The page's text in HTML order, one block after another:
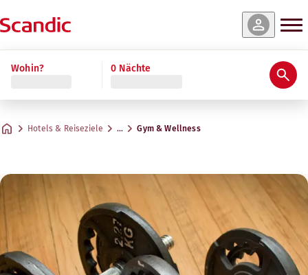
Wohin? 0 Nächte
Hotels & Reiseziele … Gym & Wellness